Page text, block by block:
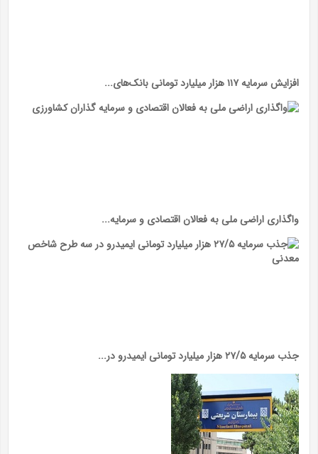
افزایش سرمایه ۱۱۷ هزار میلیارد تومانی بانک‌های...
واگذاری اراضی ملی به فعالان اقتصادی و سرمایه...
جذب سرمایه ۲۷/۵ هزار میلیارد تومانی ایمیدرو در...